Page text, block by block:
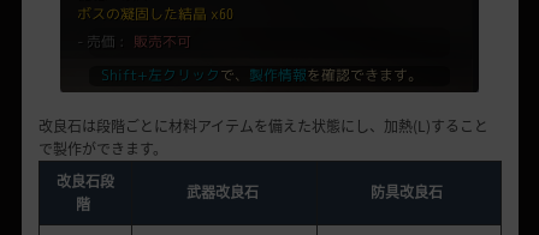
改良石は段階ごとに材料アイテムを備えた状態にし、加熱(L)すること
で製作ができます。
改良石段
階
武器改良石 防具改良石